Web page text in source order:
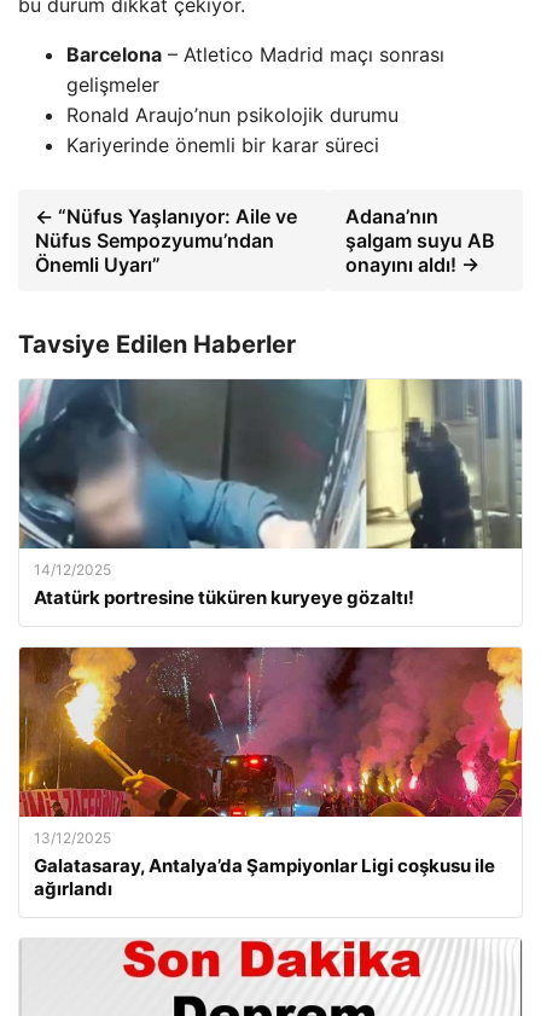
Barcelona – Atletico Madrid maçı sonrası
gelişmeler
Ronald Araujo’nun psikolojik durumu
Kariyerinde önemli bir karar süreci
← “Nüfus Yaşlanıyor: Aile ve
Nüfus Sempozyumu’ndan
Önemli Uyarı”
Adana’nın
şalgam suyu AB
onayını aldı! →
Tavsiye Edilen Haberler
14/12/2025
Atatürk portresine tüküren kuryeye gözaltı!
13/12/2025
Galatasaray, Antalya’da Şampiyonlar Ligi coşkusu ile
ağırlandı